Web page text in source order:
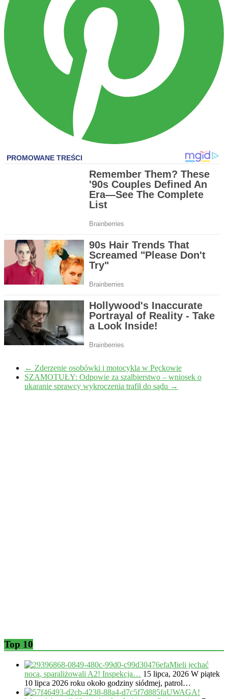
← Zderzenie osobówki i motocykla w Pęckowie
SZAMOTUŁY: Odpowie za szalbierstwo – wniosek o
ukaranie sprawcy wykroczenia trafił do sądu →
Top 10
Mieli jechać
nocą, sparaliżowali A2! Inspekcja… 15 lipca, 2026 W piątek
10 lipca 2026 roku około godziny siódmej, patrol…
UWAGA!